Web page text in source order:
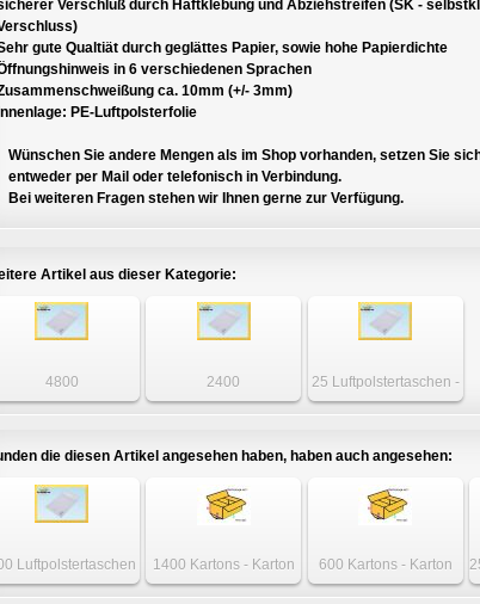
Verschluß durch Haftklebung und Abziehstreifen (SK -
gute Qualtiät durch geglättes Papier, sowie hohe Papierdichte
in 6 verschiedenen Sprachen
ca. 10mm (+/- 3mm)
Innenlage: PE-Luftpolsterfolie
Wünschen Sie andere Mengen als im Shop vorhanden, setzen Sie
entweder per Mail oder telefonisch in Verbindung.
Bei weiteren Fragen stehen wir Ihnen gerne zur Verfügung.
Artikel aus dieser Kategorie:
4800
-
2400
Luftpolstertaschen -
25 Luftpolstertaschen -
DIN A6+ - Gr. B2 weiß
die diesen Artikel angesehen haben, haben auch angesehen:
Luftpolstertaschen
C4 - Gr. G7 weiß
1400 Kartons - Karton
430 x 350 x 320mm
600 Kartons - Karton
150 x 100 x 100mm 1-